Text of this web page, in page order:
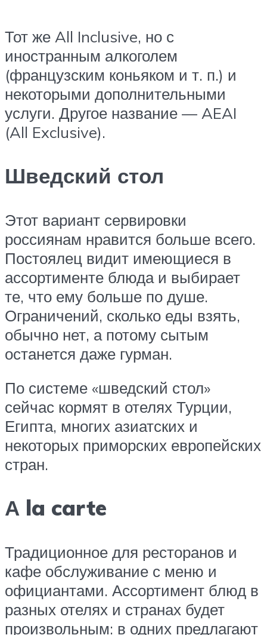
Тот же All Inclusive, но с
иностранным алкоголем
(французским коньяком и т. п.) и
некоторыми дополнительными
услуги. Другое название — AEAI
(All Exclusive).
Шведский стол
Этот вариант сервировки
россиянам нравится больше всего.
Постоялец видит имеющиеся в
ассортименте блюда и выбирает
те, что ему больше по душе.
Ограничений, сколько еды взять,
обычно нет, а потому сытым
останется даже гурман.
По системе «шведский стол»
сейчас кормят в отелях Турции,
Египта, многих азиатских и
некоторых приморских европейских
стран.
А la carte
Традиционное для ресторанов и
кафе обслуживание с меню и
официантами. Ассортимент блюд в
разных отелях и странах будет
произвольным: в одних предлагают